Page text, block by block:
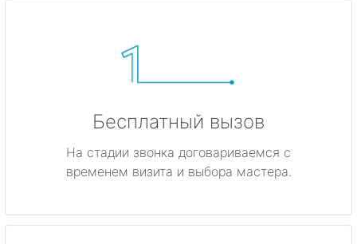
Бесплатный вызов
На стадии звонка договариваемся с
временем визита и выбора мастера.